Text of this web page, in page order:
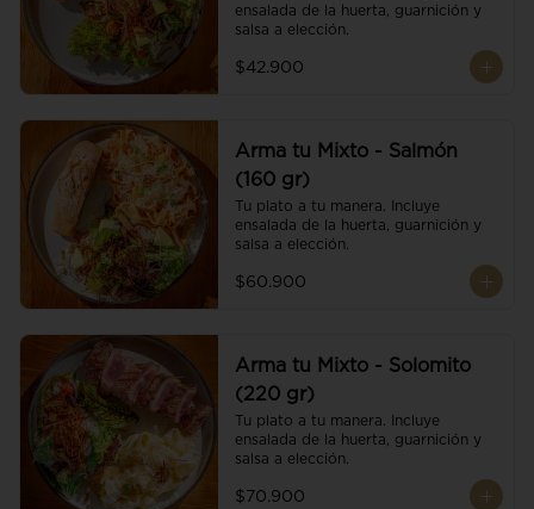
ensalada de la huerta, guarnición y
salsa a elección.
$42.900
Arma tu Mixto - Salmón
(160 gr)
Tu plato a tu manera. Incluye
ensalada de la huerta, guarnición y
salsa a elección.
$60.900
Arma tu Mixto - Solomito
(220 gr)
Tu plato a tu manera. Incluye
ensalada de la huerta, guarnición y
salsa a elección.
$70.900